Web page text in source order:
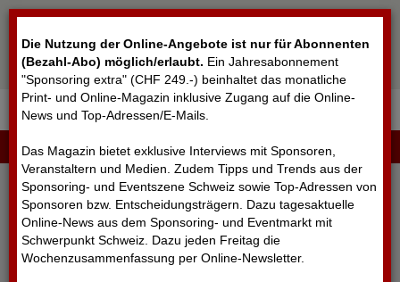
Die Nutzung der Online-Angebote ist nur für Abonnenten
(Bezahl-Abo) möglich/erlaubt. Ein Jahresabonnement
"Sponsoring extra" (CHF 249.-) beinhaltet das monatliche
Print- und Online-Magazin inklusive Zugang auf die Online-
News und Top-Adressen/E-Mails.
Das Magazin bietet exklusive Interviews mit Sponsoren,
Veranstaltern und Medien. Zudem Tipps und Trends aus der
Sponsoring- und Eventszene Schweiz sowie Top-Adressen von
Sponsoren bzw. Entscheidungsträgern. Dazu tagesaktuelle
Online-News aus dem Sponsoring- und Eventmarkt mit
Schwerpunkt Schweiz. Dazu jeden Freitag die
Wochenzusammenfassung per Online-Newsletter.
LOGIN
Cookie-Einstellungen